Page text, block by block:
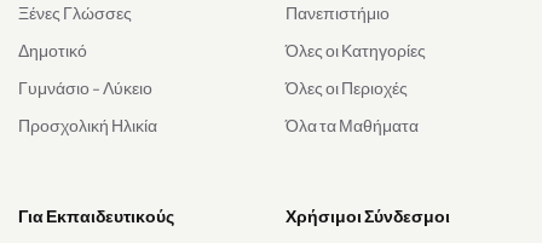
Ξένες Γλώσσες
Δημοτικό
Γυμνάσιο - Λύκειο
Προσχολική Ηλικία
Πανεπιστήμιο
Όλες οι Κατηγορίες
Όλες οι Περιοχές
Όλα τα Μαθήματα
Για Εκπαιδευτικούς Χρήσιμοι Σύνδεσμοι